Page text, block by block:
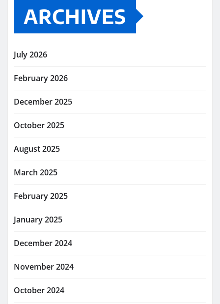
ARCHIVES
July 2026
February 2026
December 2025
October 2025
August 2025
March 2025
February 2025
January 2025
December 2024
November 2024
October 2024